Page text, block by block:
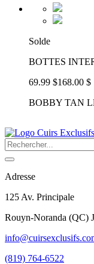
Solde
BOTTES
69.99 $168.00 $
BOBBY TAN
Adresse
125 Av. Principale
Rouyn-Noranda (QC)
(819) 764-6522